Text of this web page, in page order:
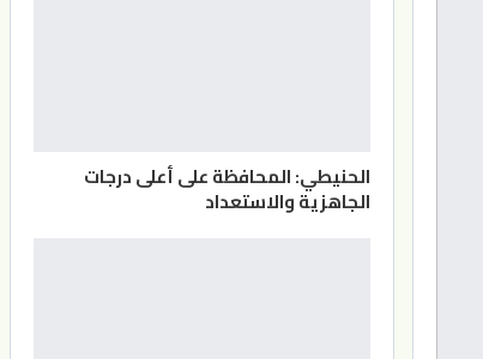
الحنيطي: المحافظة على أعلى درجات
الجاهزية والاستعداد